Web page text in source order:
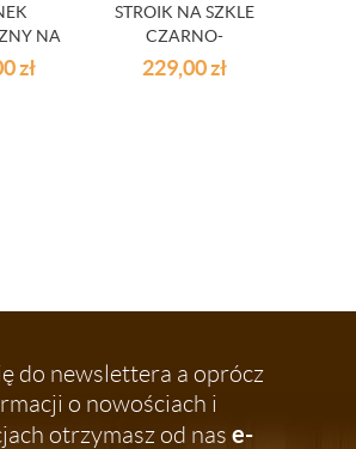
NA
zł
STROIK NA SZKLE
CZARNO-
SREBRNY S46 +
LED
229,00zł
do newslettera a oprócz
o nowościach i
otrzymasz od nas e-